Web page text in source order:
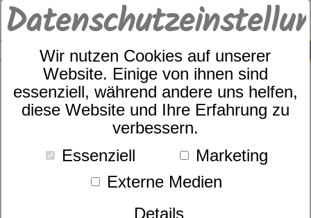
Wir nutzen Cookies auf unserer
Website. Einige von ihnen sind
essenziell, während andere uns helfen,
diese Website und Ihre Erfahrung zu
verbessern.
Essenziell
Marketing
Externe Medien
Details
SUCHE
0
Zudecke
dormabell Klima Faser
Edition WB 1